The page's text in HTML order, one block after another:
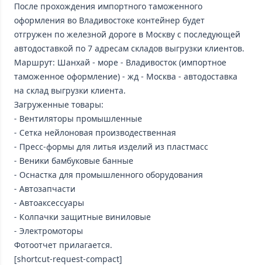
После прохождения импортного таможенного
оформления во Владивостоке контейнер будет
отгружен по железной дороге в Москву с последующей
автодоставкой по 7 адресам складов выгрузки клиентов.
Маршрут: Шанхай - море - Владивосток (импортное
таможенное оформление) - жд - Москва - автодоставка
на склад выгрузки клиента.
Загруженные товары:
- Вентиляторы промышленные
- Сетка нейлоновая производественная
- Пресс-формы для литья изделий из пластмасс
- Веники бамбуковые банные
- Оснастка для промышленного оборудования
- Автозапчасти
- Автоаксессуары
- Колпачки защитные виниловые
- Электромоторы
Фотоотчет прилагается.
[shortcut-request-compact]